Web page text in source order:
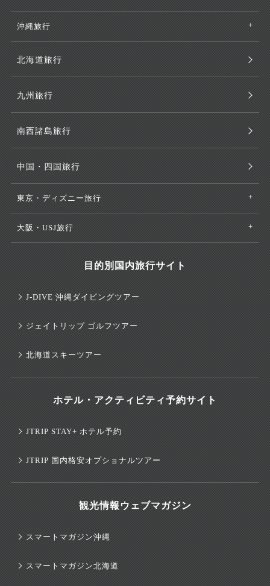
沖縄旅行
北海道旅行
九州旅行
南西諸島旅行
中国・四国旅行
東京・ディズニー旅行
大阪・USJ旅行
目的別国内旅行サイト
J-DIVE 沖縄ダイビングツアー
ジェイトリップ ゴルフツアー
北海道スキーツアー
ホテル・アクティビティ予約サイト
JTRIP STAY+ ホテル予約
JTRIP 国内格安オプショナルツアー
観光情報ウェブマガジン
スマートマガジン沖縄
スマートマガジン北海道